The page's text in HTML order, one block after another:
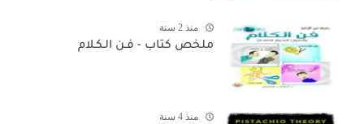
منذ 2 سنة
ملخص كتاب - فـن الـكـلام
منذ 4 سنة